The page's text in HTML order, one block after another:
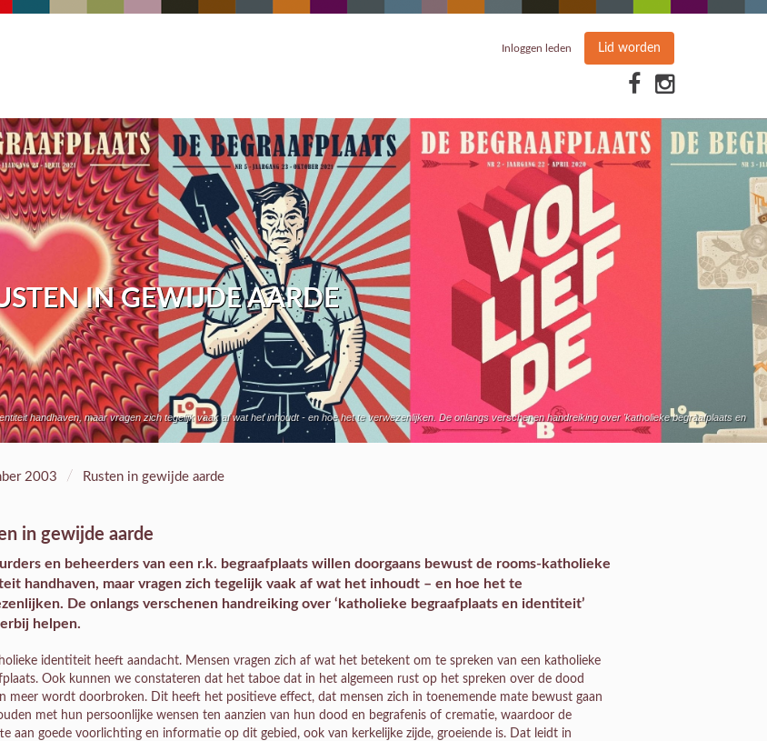
Inloggen leden Lid worden
IN GEWIJDE AARDE
handhaven, maar vragen zich tegelijk vaak af wat het inhoudt - en hoe het te verwezenlijken. De onlangs verschenen handreiking over 'katholieke begraafplaats en
2003 / Rusten in gewijde aarde
in gewijde aarde
en beheerders van een r.k. begraafplaats willen doorgaans bewust de rooms-katholieke
handhaven, maar vragen zich tegelijk vaak af wat het inhoudt – en hoe het te
De onlangs verschenen handreiking over ‘katholieke begraafplaats en identiteit’
helpen.
identiteit heeft aandacht. Mensen vragen zich af wat het betekent om te spreken van een katholieke
Ook kunnen we constateren dat het taboe dat in het algemeen rust op het spreken over de dood
meer wordt doorbroken. Dit heeft het positieve effect, dat mensen zich in toenemende mate bewust gaan
met hun persoonlijke wensen ten aanzien van hun dood en begrafenis of crematie, waardoor de
aan goede voorlichting en informatie op dit gebied, ook van kerkelijke zijde, groeiende is. Dat leidt in